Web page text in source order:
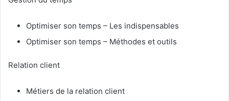
Optimiser son temps – Les indispensables
Optimiser son temps – Méthodes et outils
Relation client
Métiers de la relation client